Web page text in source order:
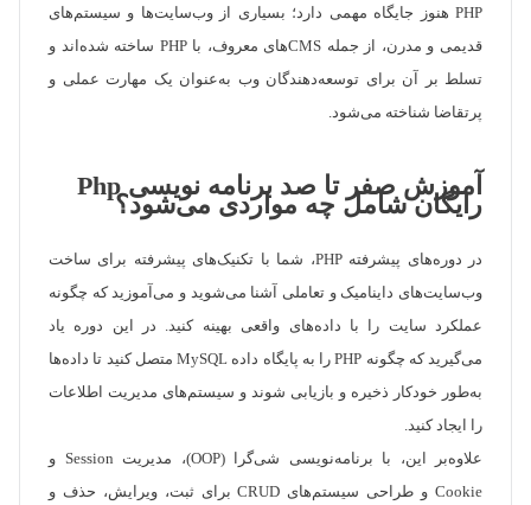
PHP هنوز جایگاه مهمی دارد؛ بسیاری از وب‌سایت‌ها و سیستم‌های
قدیمی و مدرن، از جمله CMSهای معروف، با PHP ساخته شده‌اند و
تسلط بر آن برای توسعه‌دهندگان وب به‌عنوان یک مهارت عملی و
پرتقاضا شناخته می‌شود.
آموزش صفر تا صد برنامه نویسی Php
رایگان شامل چه مواردی می‌شود؟
در دوره‌های پیشرفته PHP، شما با تکنیک‌های پیشرفته برای ساخت
وب‌سایت‌های داینامیک و تعاملی آشنا می‌شوید و می‌آموزید که چگونه
عملکرد سایت را با داده‌های واقعی بهینه کنید. در این دوره یاد
می‌گیرید که چگونه PHP را به پایگاه داده MySQL متصل کنید تا داده‌ها
به‌طور خودکار ذخیره و بازیابی شوند و سیستم‌های مدیریت اطلاعات
را ایجاد کنید.
علاوه‌بر این، با برنامه‌نویسی شی‌گرا (OOP)، مدیریت Session و
Cookie و طراحی سیستم‌های CRUD برای ثبت، ویرایش، حذف و